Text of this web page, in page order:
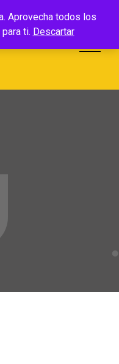
Aprovecha todos los
ti. Descartar